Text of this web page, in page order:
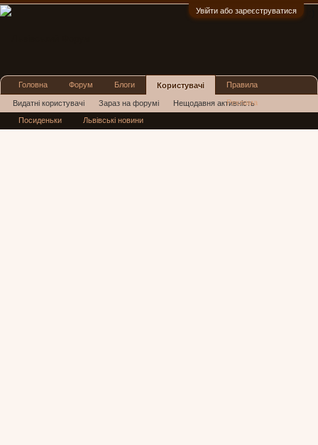
Увійти або зареєструватися
Головна Форум Блоги Користувачі
Видатні користувачі Зараз на форумі Нещодавня активність
Нові повідомлення профілю
Правила
Реклама
Посиденьки Львівські новини